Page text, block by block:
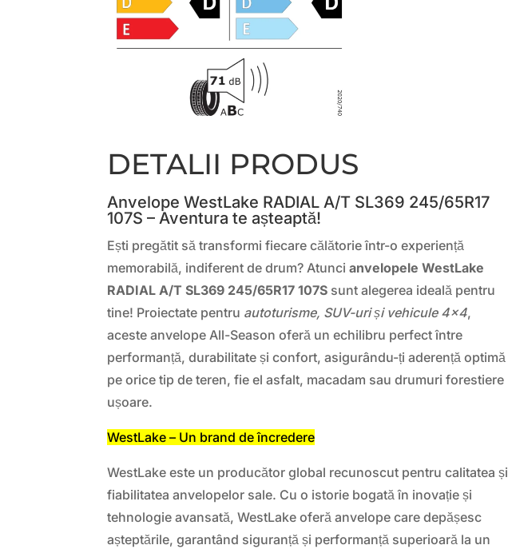
DETALII PRODUS
Anvelope WestLake RADIAL A/T SL369 245/65R17
107S – Aventura te așteaptă!
Ești pregătit să transformi fiecare călătorie într-o experiență
memorabilă, indiferent de drum? Atuncianvelopele WestLake
RADIAL A/T SL369 245/65R17 107S sunt alegerea ideală pentru
tine! Proiectate pentru autoturisme, SUV-uri și vehicule 4×4,
aceste anvelope All-Season oferă un echilibru perfect între
performanță, durabilitate și confort, asigurându-ți aderență optimă
pe orice tip de teren, fie el asfalt, macadam sau drumuri forestiere
ușoare.
WestLake – Un brand de încredere
WestLake este un producător global recunoscut pentru calitatea și
fiabilitatea anvelopelor sale. Cu o istorie bogată în inovație și
tehnologie avansată, WestLake oferă anvelope care depășesc
așteptările, garantând siguranță și performanță superioară la un